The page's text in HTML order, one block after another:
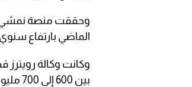
الماضي بارتفاع سنوي بنسبة 17% عن
وكانت وكالة
بين 600 إلى 700 مليون دولار.